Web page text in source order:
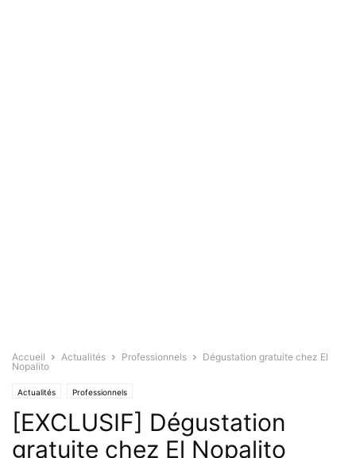
Accueil Actualités Professionnels
Dégustation gratuite chez El
Nopalito
Actualités Professionnels
[EXCLUSIF] Dégustation
gratuite chez El Nopalito